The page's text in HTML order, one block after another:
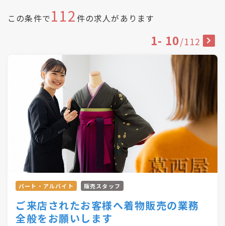
この条件で112件の求人があります
1- 10/112
パート・アルバイト 販売スタッフ
ご来店されたお客様へ着物販売の業務
全般をお願いします